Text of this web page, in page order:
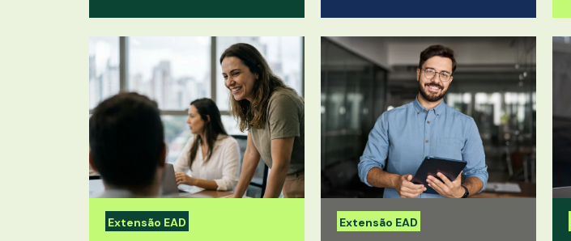
Extensão EAD Extensão EAD